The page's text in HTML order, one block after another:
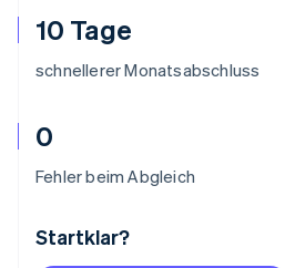
10 Tage
schnellerer Monatsabschluss
0
Fehler beim Abgleich
Startklar?
Australien